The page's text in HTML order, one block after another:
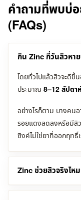
คำถามที่พบบ่
(FAQs)
กิน Zinc กี่วันสิวหา
โดยทั่วไปแล้วสิวจะดีขึ้
ประมาณ 8–12 สัปดา
อย่างไรก็ตาม บางคน
รอยแดงลดลงหรือมีสิ
ซิงค์ไม่ใช่ยาที่ออกฤทธิ์
Zinc ช่วยสิวจริงไห